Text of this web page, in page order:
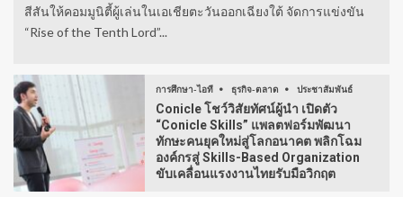
สีสันให้คอมมูนิตี้ผู้เล่นในเอเชียตะวันออกเฉียงใต้ จัดการแข่งขัน
“Rise of the Tenth Lord”...
การศึกษา-ไอที ธุรกิจ-ตลาด ประชาสัมพันธ์
Conicle โชว์วิสัยทัศน์ผู้นำ เปิดตัว
“Conicle Skills” แพลตฟอร์มพัฒนา
ทักษะคนยุคใหม่สู่โลกอนาคต พลิกโฉม
องค์กรสู่ Skills-Based Organization
ขับเคลื่อนแรงงานไทยรับมือวิกฤต